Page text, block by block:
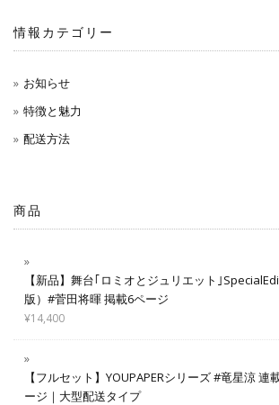
情報カテゴリー
お知らせ
特徴と魅力
配送方法
商品
【新品】舞台｢ロミオとジュリエット｣
版）#菅田将暉 掲載6ページ
¥14,400
【フルセット】YOUPAPERシリーズ #竜星涼 連
ージ｜大型配送タイプ